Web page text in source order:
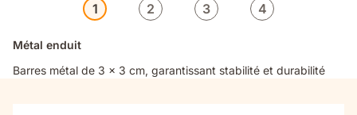
1 2 3 4
Métal enduit
Barres métal de 3 x 3 cm, garantissant stabilité et durabilité